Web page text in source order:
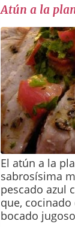
Atún a la
El atún a la
sabrosísima
pescado azul
que,
bocado